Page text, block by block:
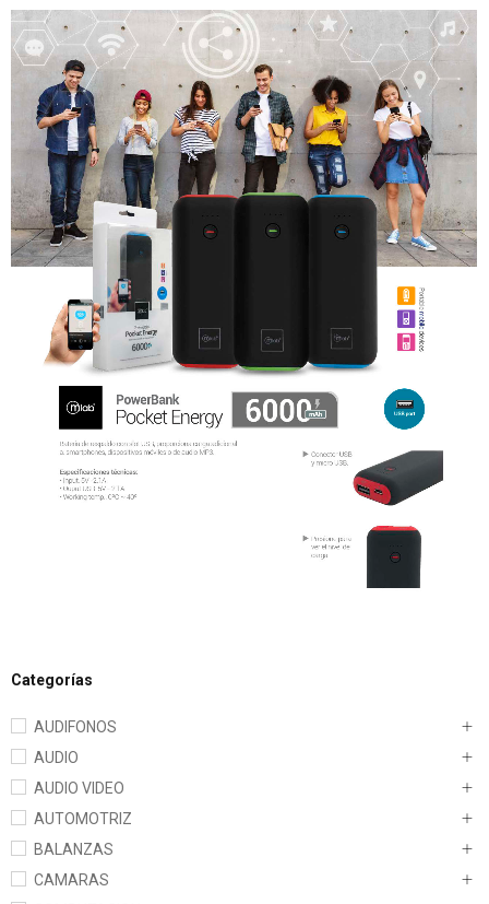
Categorías
AUDIFONOS
AUDIO
AUDIO VIDEO
AUTOMOTRIZ
BALANZAS
CAMARAS